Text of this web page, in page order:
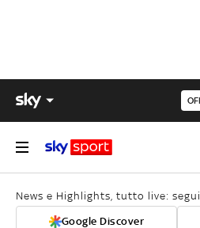
News e Highlights, tutto live:
Google Discover